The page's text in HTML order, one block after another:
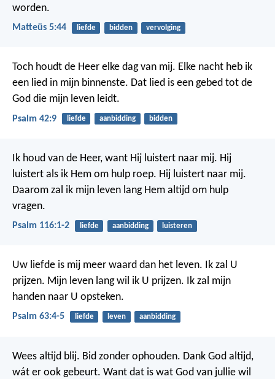
worden.
Matteüs 5:44 liefde bidden vervolging
Toch houdt de Heer elke dag van mij. Elke nacht heb ik
een lied in mijn binnenste. Dat lied is een gebed tot de
God die mijn leven leidt.
Psalm 42:9 liefde aanbidding bidden
Ik houd van de Heer, want Hij luistert naar mij. Hij
luistert als ik Hem om hulp roep. Hij luistert naar mij.
Daarom zal ik mijn leven lang Hem altijd om hulp
vragen.
Psalm 116:1-2 liefde aanbidding luisteren
Uw liefde is mij meer waard dan het leven. Ik zal U
prijzen. Mijn leven lang wil ik U prijzen. Ik zal mijn
handen naar U opsteken.
Psalm 63:4-5 liefde leven aanbidding
Wees altijd blij. Bid zonder ophouden. Dank God altijd,
wát er ook gebeurt. Want dat is wat God van jullie wil